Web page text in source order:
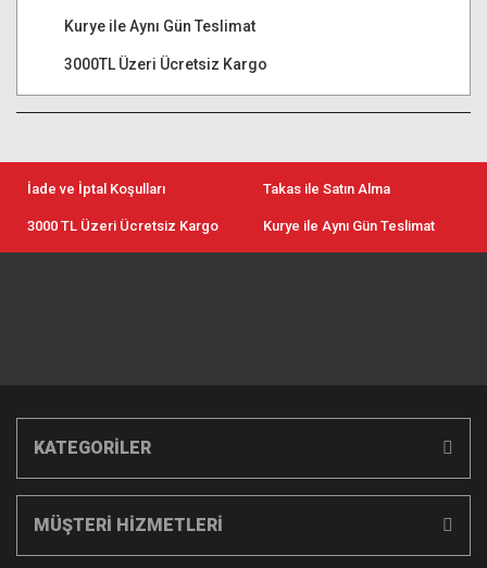
Kurye ile Aynı Gün Teslimat
3000TL Üzeri Ücretsiz Kargo
İade ve İptal Koşulları Takas ile Satın Alma
3000 TL Üzeri Ücretsiz Kargo Kurye ile Aynı Gün Teslimat
KATEGORİLER
MÜŞTERİ HİZMETLERİ